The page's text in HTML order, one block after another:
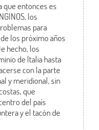
que entonces es
los
para
los próximo años
hecho, los
de Italia hasta
con la parte
y meridional, sin
que
del país
y el tacón de